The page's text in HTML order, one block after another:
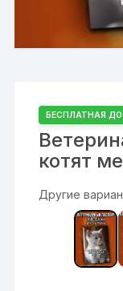
БЕСПЛАТНАЯ
котят
Другие